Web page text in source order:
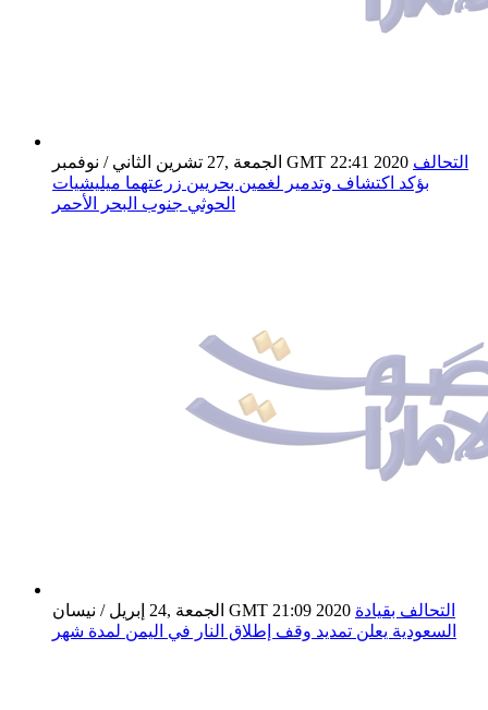
الجمعة ,27 تشرين الثاني / نوفمبر GMT 22:41 2020 التحالف
بؤكد اكتشاف وتدمير لغمين بحريين زرعتهما ميليشيات
الحوثي جنوب البحر الأحمر
الجمعة ,24 إبريل / نيسان GMT 21:09 2020 التحالف بقيادة
السعودية يعلن تمديد وقف إطلاق النار في اليمن لمدة شهر